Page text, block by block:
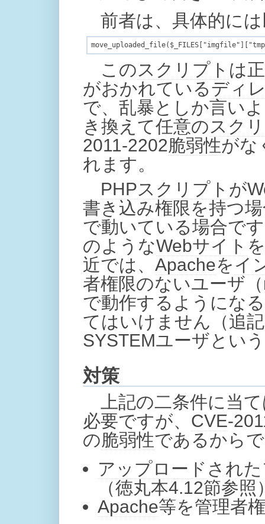
前者は、具体的に
このスクリプト は
がおかれているディ
で、乱暴としか言い
き換えて任意のスク
2011-2202脆弱性がな
れます。
PHPスクリプト が
書き込み権限を持つ
で動いている場合で
のようなWebサイト
近では、 Apacheをイ
者権限のないユーザ
で動作するようにな
てはいけません（追
SYSTEMユーザとい
対策
上記の二条件に当
必要ですが、 CVE-
の脆弱性であるから
アップロード され
（徳丸本4.12節参照
Apache等を管理者